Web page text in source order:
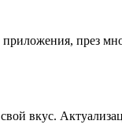
през
вкус.